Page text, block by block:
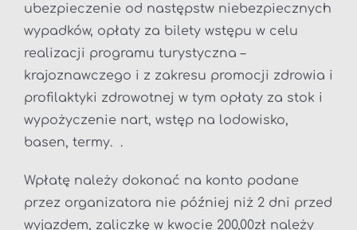
ubezpieczenie od następstw niebezpiecznych
wypadków, opłaty za bilety wstępu w celu
realizacji programu turystyczna –
krajoznawczego i z zakresu promocji zdrowia i
profilaktyki zdrowotnej w tym opłaty za stok i
wypożyczenie nart, wstęp na lodowisko,
basen, termy. .
Wpłatę należy dokonać na konto podane
przez organizatora nie później niż 2 dni przed
wyjazdem, zaliczkę w kwocie 200,00zł należy